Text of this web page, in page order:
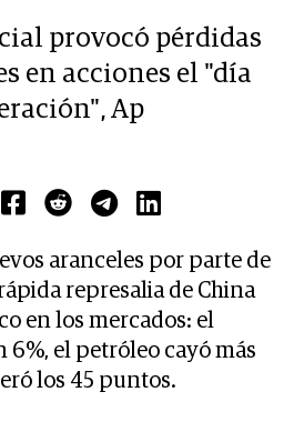
provocó pérdidas
en acciones el "día
Ap
aranceles por parte de
represalia de China
en los mercados: el
6%, el petróleo cayó más
los 45 puntos.